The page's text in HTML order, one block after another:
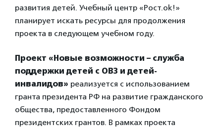
развития детей. Учебный центр «Рост.ok!»
планирует искать ресурсы для продолжения
проекта в следующем учебном году.
Проект «Новые возможности – служба
поддержки детей с ОВЗ и детей-
инвалидов» реализуется с использованием
гранта президента РФ на развитие гражданского
общества, предоставленного Фондом
президентских грантов. В рамках проекта